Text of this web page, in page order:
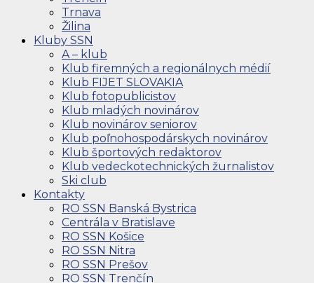
Trnava
Žilina
Kluby SSN
A – klub
Klub firemných a regionálnych médií
Klub FIJET SLOVAKIA
Klub fotopublicistov
Klub mladých novinárov
Klub novinárov seniorov
Klub poľnohospodárskych novinárov
Klub športových redaktorov
Klub vedeckotechnických žurnalistov
Ski club
Kontakty
RO SSN Banská Bystrica
Centrála v Bratislave
RO SSN Košice
RO SSN Nitra
RO SSN Prešov
RO SSN Trenčín